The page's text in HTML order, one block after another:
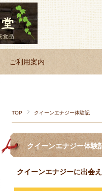
ご利用案内
TOP クイーンエナジー体験記
クイーンエナジー体験
クイーンエナジーに出会